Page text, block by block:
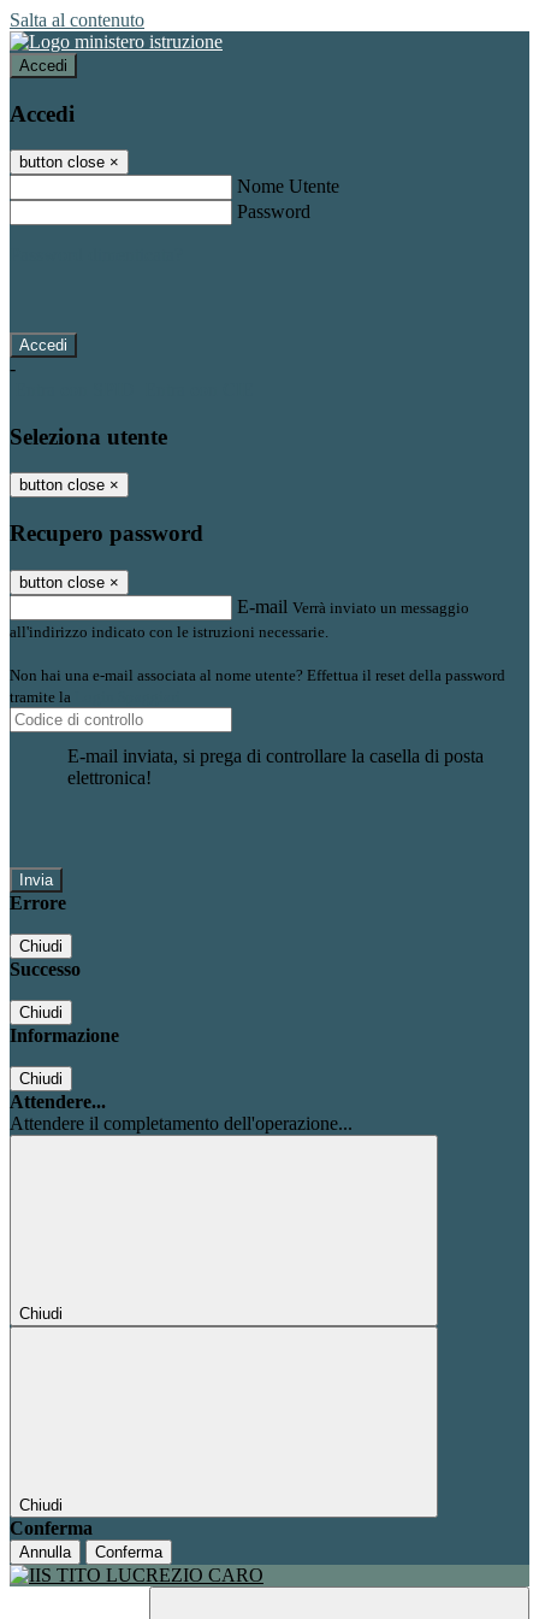
Salta al contenuto
Accedi
Accedi
button close ×
Nome Utente
Password
-
Seleziona utente
button close ×
Recupero password
button close ×
E-mail Verrà inviato un messaggio
all'indirizzo indicato con le istruzioni necessarie.
Non hai una e-mail associata al nome utente? Effettua il reset della password
tramite la
E-mail inviata, si prega di controllare la casella di posta
elettronica!
Errore
Chiudi
Successo
Chiudi
Informazione
Chiudi
Attendere...
Attendere il completamento dell'operazione...
Chiudi
Chiudi
Conferma
Annulla Conferma